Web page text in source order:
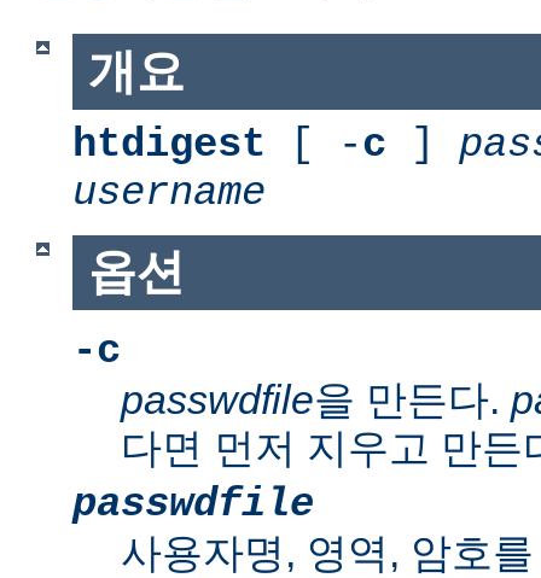
개요
htdigest [ -c ]
username
옵션
-c
passwdfile을 만든다.
다면 먼저 지우고 만든
passwdfile
사용자명, 영역, 암호